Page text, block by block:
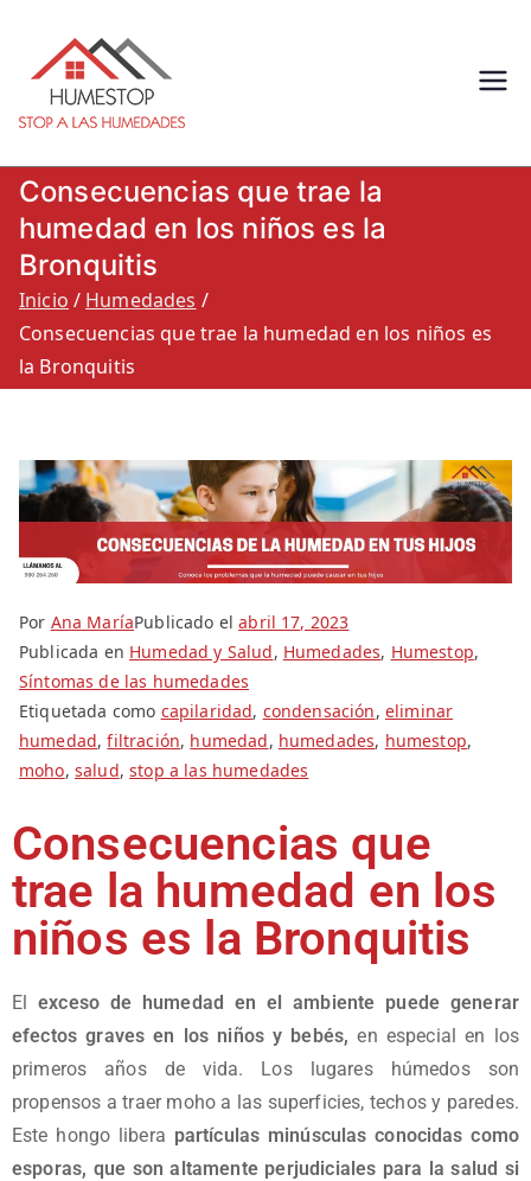
Stop a las
humedades.
900 264 260
capilaridad, filtracion o
condensacion: Humestop
Consecuencias que trae la
humedad en los niños es la
Bronquitis
Inicio
Humedades
Consecuencias que trae la humedad en los niños es
la Bronquitis
Por Ana MaríaPublicado elabril 17, 2023
Publicada en Humedad y Salud, Humedades, Humestop,
Síntomas de las humedades
Etiquetada como capilaridad, condensación, eliminar
humedad,filtración, humedad, humedades, humestop,
moho, salud,stop a las humedades
Consecuencias que
trae la humedad en los
niños es la Bronquitis
Elexceso de humedad en el ambiente puede generar
efectos graves en los niños y bebés, en especial en los
primeros años de vida. Los lugares húmedos son
propensos a traer moho a las superficies, techos y paredes.
Este hongo libera partículas minúsculas conocidas como
esporas, que son altamente perjudiciales para la salud si